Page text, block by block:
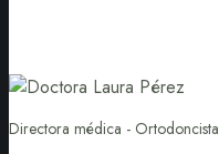
Directora médica - Ortodoncista